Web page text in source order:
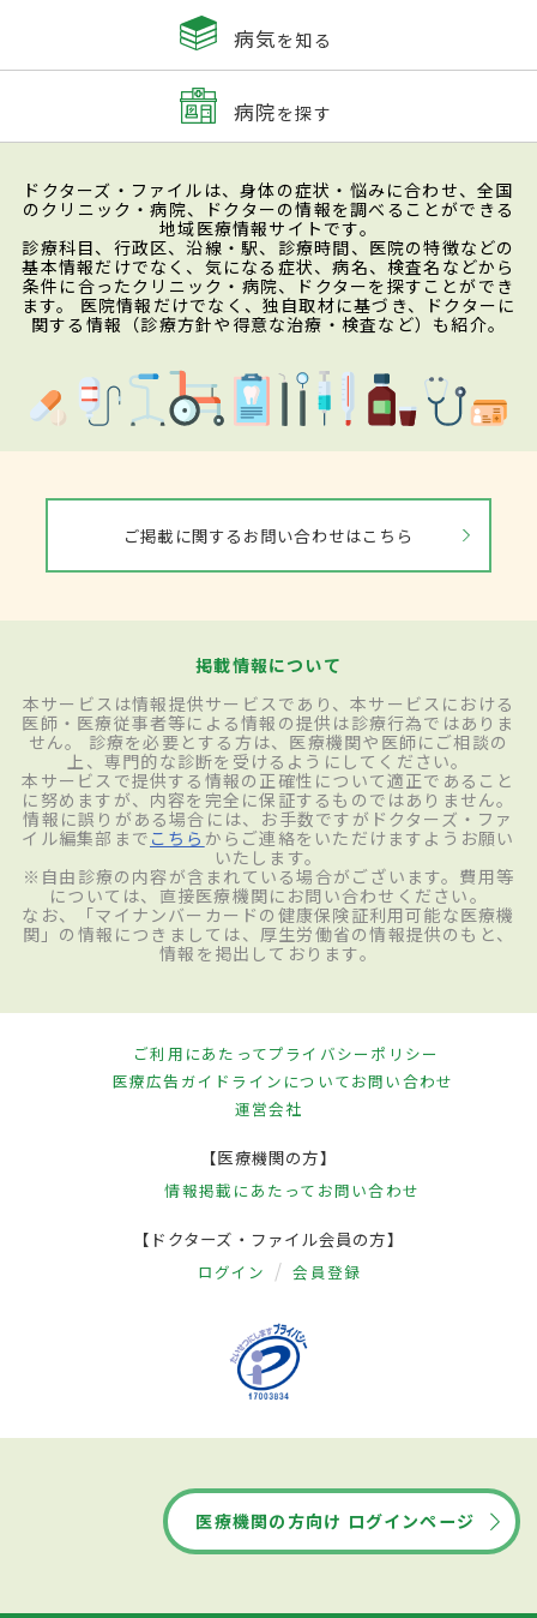
さ、関節や節々が痛くなるというように全
身に症状が出る人もいる。最初に現れる皮
膚の赤みや痛みは細菌に感染したことへの
痛みと、体内に侵入してきた細菌を攻撃して
る痛みが原因である。患者によっては蜂窩
織炎を引き起こした場所に近いリンパ節が
腫れて、リンパ節を押すと痛む症状が出る
人もいる。リンパ節とは身体の中に張り巡
らされたタンパク質や白血球を運ぶリンパ
管の至る所にあり、丸い形をしている。リ
蜂窩織炎は医師による問診や、過去の病気
の経歴、感染した場所の視診によって診断
に至ることが多い。皮膚や血液、感染した
場所の皮膚を取って、原因となっている細菌
を調べる検査は基本的には行われないこと
が多い。場合によっては、採血を行って血液
の中にある白血球や炎症を表す数値が上
は体の中に侵入してきた細菌やウイルスに
対抗する免疫機能を持つ細胞で、白血球に
はさまざまな種類があるがアメーバのよう
な形で体に侵入してきた異物を食べて退治す
るマクロファージや、ウイルスやがん細胞
を攻撃して排除するヘルパーT細胞がよく知
られている。（この白血球や炎症を示す数
字が上がっているということは、体内に異
物が侵入して炎症していることを示している
治療
蜂窩織炎は皮膚に侵入してきた細菌が引き
起こす感染症である。そのため、治療は細
病気を知る
病院を探す
ドクターズ・ファイルは、身体の症状・悩みに合わせ、全国
のクリニック・病院、ドクターの情報を調べることができる
地域医療情報サイトです。
診療科目、行政区、沿線・駅、診療時間、医院の特徴などの
基本情報だけでなく、気になる症状、病名、検査名などから
条件に合ったクリニック・病院、ドクターを探すことができ
ます。 医院情報だけでなく、独自取材に基づき、ドクターに
関する情報（診療方針や得意な治療・検査など）も紹介。
ご掲載に関するお問い合わせはこちら
掲載情報について
本サービスは情報提供サービスであり、本サービスにおける
医師・医療従事者等による情報の提供は診療行為ではありま
せん。 診療を必要とする方は、医療機関や医師にご相談の
上、専門的な診断を受けるようにしてください。
本サービスで提供する情報の正確性について適正であること
に努めますが、内容を完全に保証するものではありません。
情報に誤りがある場合には、お手数ですがドクターズ・ファ
イル編集部まで こちら からご連絡をいただけますようお願い
いたします。
※自由診療の内容が含まれている場合がございます。費用等
については、直接医療機関にお問い合わせください。
なお、「マイナンバーカードの健康保険証利用可能な医療機
関」の情報につきましては、厚生労働省の情報提供のもと、
情報を掲出しております。
ご利用にあたってプライバシーポリシー
医療広告ガイドラインについてお問い合わせ
運営会社
【医療機関の方】
情報掲載にあたって お問い合わせ
【ドクターズ・ファイル会員の方】
ログイン 会員登録
医療機関の方向け ログインページ